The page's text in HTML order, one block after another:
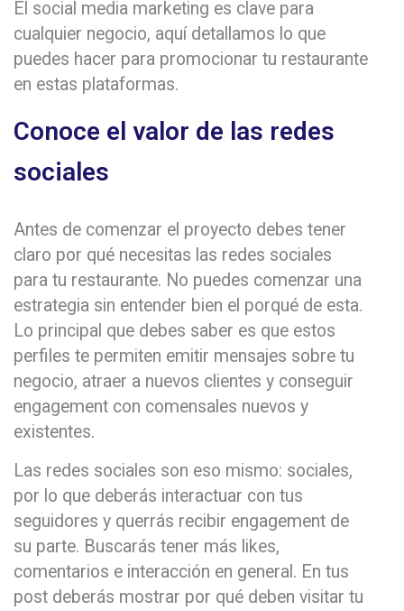
El social media marketing es clave para
cualquier negocio, aquí detallamos lo que
puedes hacer para promocionar tu restaurante
en estas plataformas.
Conoce el valor de las redes
sociales
Antes de comenzar el proyecto debes tener
claro por qué necesitas las redes sociales
para tu restaurante. No puedes comenzar una
estrategia sin entender bien el porqué de esta.
Lo principal que debes saber es que estos
perfiles te permiten emitir mensajes sobre tu
negocio, atraer a nuevos clientes y conseguir
engagement con comensales nuevos y
existentes.
Las redes sociales son eso mismo: sociales,
por lo que deberás interactuar con tus
seguidores y querrás recibir engagement de
su parte. Buscarás tener más likes,
comentarios e interacción en general. En tus
post deberás mostrar por qué deben visitar tu